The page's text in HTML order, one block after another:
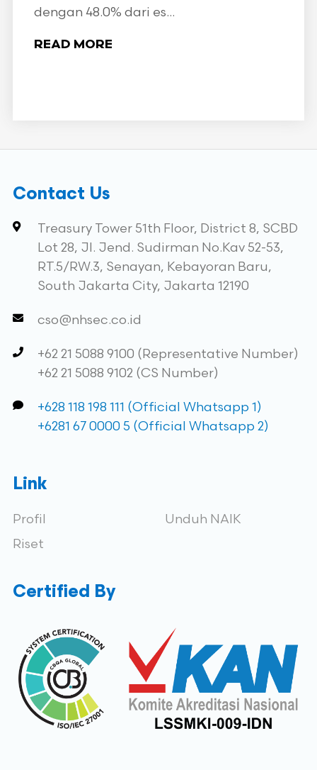
dengan 48.0% dari es...
READ MORE
Contact Us
Treasury Tower 51th Floor, District 8, SCBD
Lot 28, Jl. Jend. Sudirman No.Kav 52-53,
RT.5/RW.3, Senayan, Kebayoran Baru,
South Jakarta City, Jakarta 12190
cso@nhsec.co.id
+62 21 5088 9100 (Representative Number)
+62 21 5088 9102 (CS Number)
+628 118 198 111 (Official Whatsapp 1)
+6281 67 0000 5 (Official Whatsapp 2)
Link
Profil
Riset
Unduh NAIK
Certified By